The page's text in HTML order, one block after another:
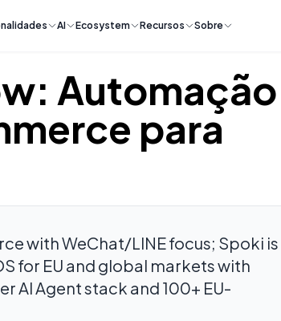
AI Ecosystem Recursos Sobre
Automação
para
with WeChat/LINE focus; Spoki is
for EU and global markets with
AI Agent stack and 100+ EU-